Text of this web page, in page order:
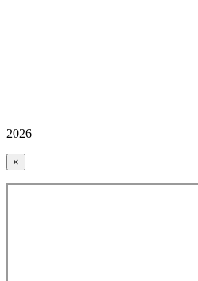
2026
×